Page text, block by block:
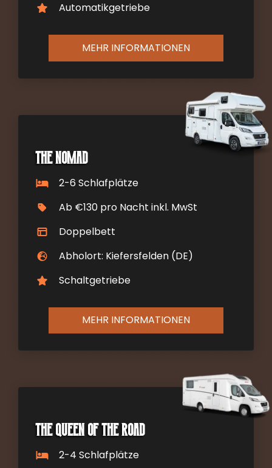
Automatikgetriebe
MEHR INFORMATIONEN
The Nomad
2-6 Schlafplätze
Ab €130 pro Nacht inkl. MwSt
Doppelbett
Abholort: Kiefersfelden (DE)
Schaltgetriebe
MEHR INFORMATIONEN
The Queen of the Road
2-4 Schlafplätze